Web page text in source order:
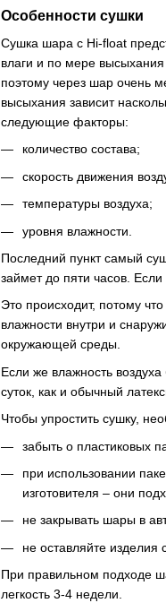
Особенности сушки
Сушка шара с Hi-float
влаги и по мере высыхания
поэтому через шар очень
высыхания зависит
следующие факторы:
количество состава;
скорость движения
температуры воздуха;
уровня влажности.
Последний пункт самый
займет до пяти часов.
Это происходит, потому
влажности внутри и
окружающей среды.
Если же влажность
суток, как и обычный
Чтобы упростить сушку,
забыть о пластиковых
при использовании
изготовителя – они
не закрывать шары в
не оставляйте изделия
При правильном подходе
легкость 3-4 недели.